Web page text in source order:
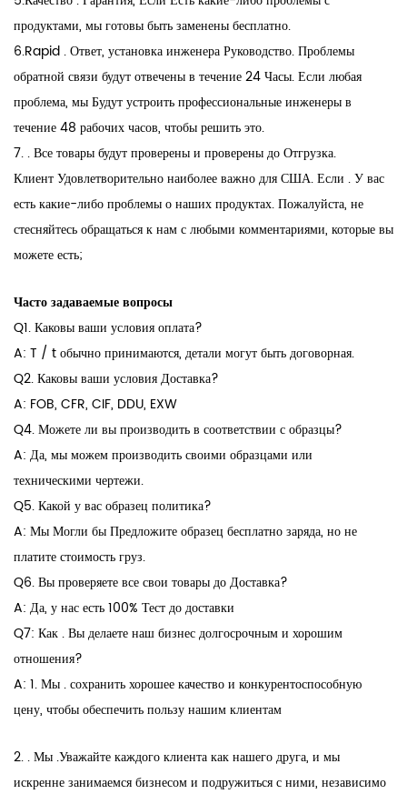
продуктами, мы готовы быть заменены бесплатно.
6.Rapid . Ответ, установка инженера Руководство. Проблемы
обратной связи будут отвечены в течение 24 Часы. Если любая
проблема, мы Будут устроить профессиональные инженеры в
течение 48 рабочих часов, чтобы решить это.
7. . Все товары будут проверены и проверены до Отгрузка.
Клиент Удовлетворительно наиболее важно для США. Если . У вас
есть какие-либо проблемы о наших продуктах. Пожалуйста, не
стесняйтесь обращаться к нам с любыми комментариями, которые вы
можете есть;
Часто задаваемые вопросы
Q1. Каковы ваши условия оплата?
A: T / t обычно принимаются, детали могут быть договорная.
Q2. Каковы ваши условия Доставка?
A: FOB, CFR, CIF, DDU, EXW
Q4. Можете ли вы производить в соответствии с образцы?
A: Да, мы можем производить своими образцами или
техническими чертежи.
Q5. Какой у вас образец политика?
A: Мы Могли бы Предложите образец бесплатно заряда, но не
платите стоимость груз.
Q6. Вы проверяете все свои товары до Доставка?
A: Да, у нас есть 100% Тест до доставки
Q7: Как . Вы делаете наш бизнес долгосрочным и хорошим
отношения?
A: 1. Мы . сохранить хорошее качество и конкурентоспособную
цену, чтобы обеспечить пользу нашим клиентам
2. . Мы .Уважайте каждого клиента как нашего друга, и мы
искренне занимаемся бизнесом и подружиться с ними, независимо